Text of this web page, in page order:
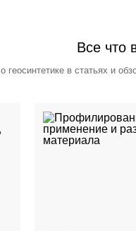
Все что
в статьях и